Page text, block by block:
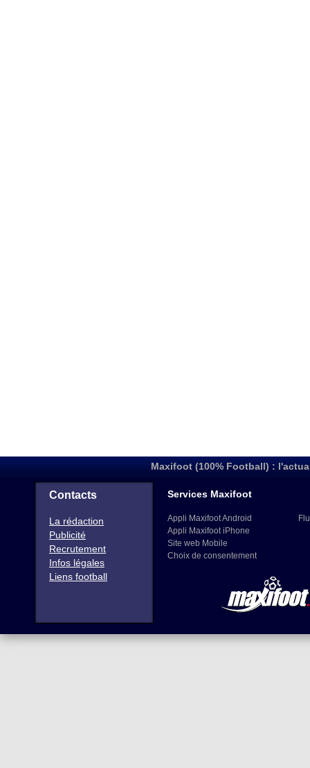
Maxifoot (100% Football) :
Contacts
La rédaction
Publicité
Recrutement
Infos légales
Liens football
Services Maxifoot
Appli Maxifoot Android
Appli Maxifoot iPhone
Site web Mobile
Choix de consentement